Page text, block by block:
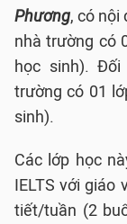
Phương, có nội
nhà trường có
học sinh). Đối
trường có 01
sinh).
Các lớp học
IELTS với giáo
tiết/tuần (2